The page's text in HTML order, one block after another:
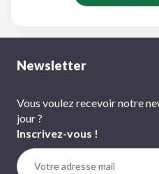
Newsletter
Vous voulez recevoir notre
jour ?
Inscrivez-vous !